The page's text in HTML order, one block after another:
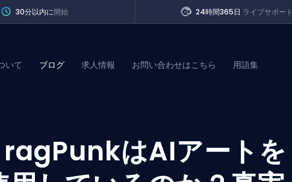
30分以内に開始 24時間365日 ライブサポート
いて ブログ 求人情報 お問い合わせはこちら 用語集
ragPunkはAIアートを